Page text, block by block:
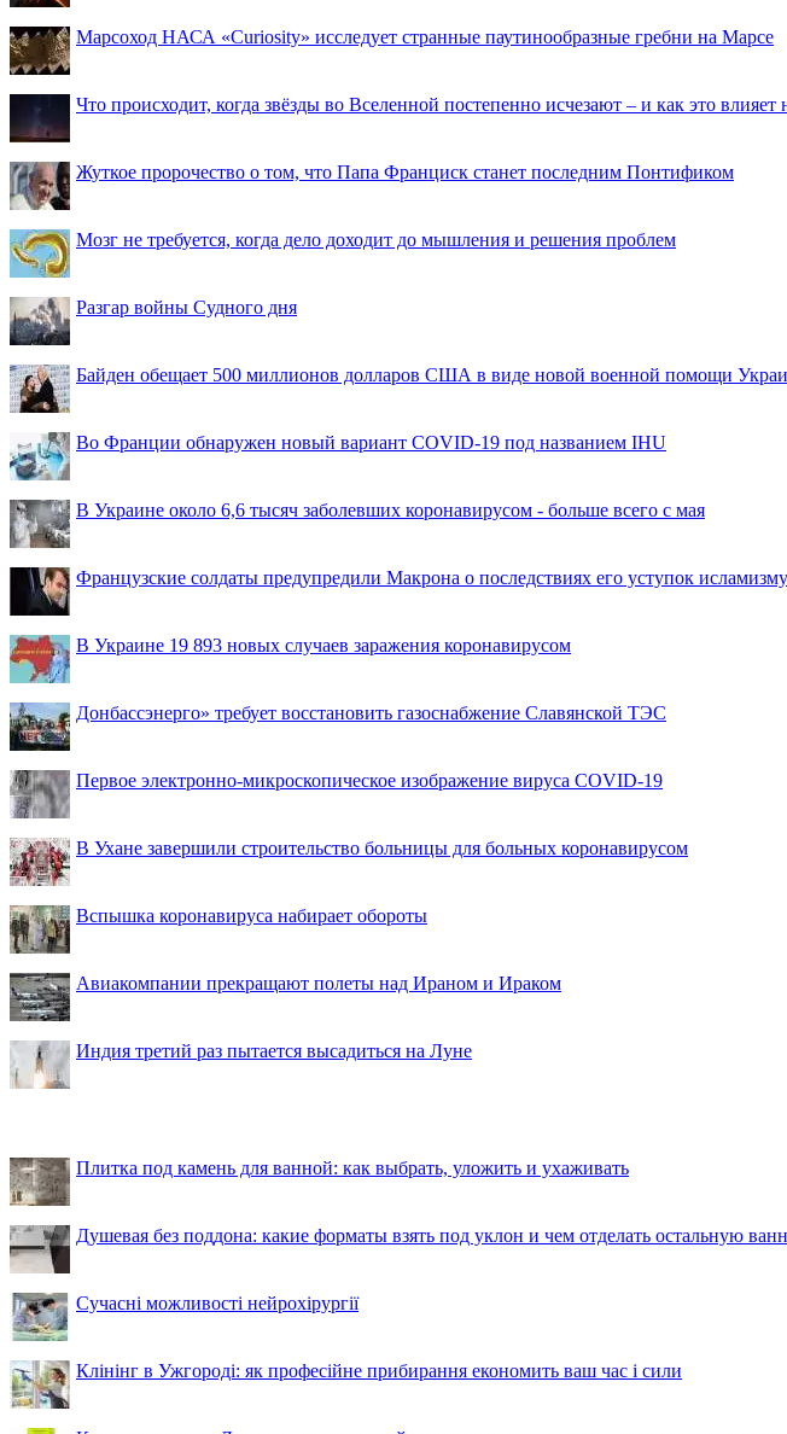
Марсоход НАСА «Curiosity» исследует странные паутинообразные гребни на Марсе
Что происходит, когда звёзды во Вселенной постепенно исчезают – и как это влияет
Жуткое пророчество о том, что Папа Франциск станет последним Понтификом
Мозг не требуется, когда дело доходит до мышления и решения проблем
Разгар войны Судного дня
Байден обещает 500 миллионов долларов США в виде новой военной помощи
Во Франции обнаружен новый вариант COVID-19 под названием IHU
В Украине около 6,6 тысяч заболевших коронавирусом - больше всего с мая
Французские солдаты предупредили Макрона о последствиях его уступок исламизму
В Украине 19 893 новых случаев заражения коронавирусом
Донбассэнерго» требует восстановить газоснабжение Славянской ТЭС
Первое электронно-микроскопическое изображение вируса COVID-19
В Ухане завершили строительство больницы для больных коронавирусом
Вспышка коронавируса набирает обороты
Авиакомпании прекращают полеты над Ираном и Ираком
Индия третий раз пытается высадиться на Луне
Плитка под камень для ванной: как выбрать, уложить и ухаживать
Душевая без поддона: какие форматы взять под уклон и чем отделать остальную
Сучасні можливості нейрохірургії
Клінінг в Ужгороді: як професійне прибирання економить ваш час і сили